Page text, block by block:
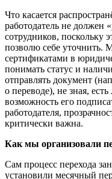
Что касается
работодатель не должен
сотрудников, поскольку
позволю себе уточнить.
сертификатами в
понимать статус и
отправлять документ
о переводе), не зная,
возможность его
работодателя,
критически важна.
Как мы организовали
Сам процесс перехода
установили месячный